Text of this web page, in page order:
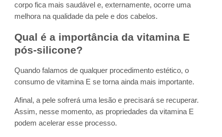
corpo fica mais saudável e, externamente, ocorre uma
melhora na qualidade da pele e dos cabelos.
Qual é a importância da vitamina E
pós-silicone?
Quando falamos de qualquer procedimento estético, o
consumo de vitamina E se torna ainda mais importante.
Afinal, a pele sofrerá uma lesão e precisará se recuperar.
Assim, nesse momento, as propriedades da vitamina E
podem acelerar esse processo.